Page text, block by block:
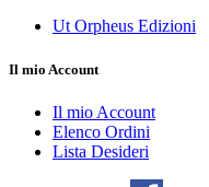
Ut Orpheus Edizioni
Il mio Account
Il mio Account
Elenco Ordini
Lista Desideri